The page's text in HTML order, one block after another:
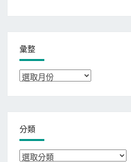
彙整
彙
分類
分